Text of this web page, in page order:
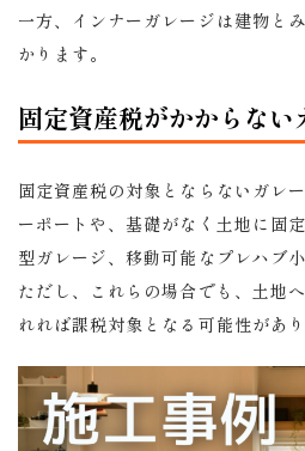
一方、インナーガレージは建物と
かります。
固定資産税がかからない
固定資産税の対象とならないガレ
ーポートや、基礎がなく土地に固
型ガレージ、移動可能なプレハブ
ただし、これらの場合でも、土地
れれば課税対象となる可能性があり